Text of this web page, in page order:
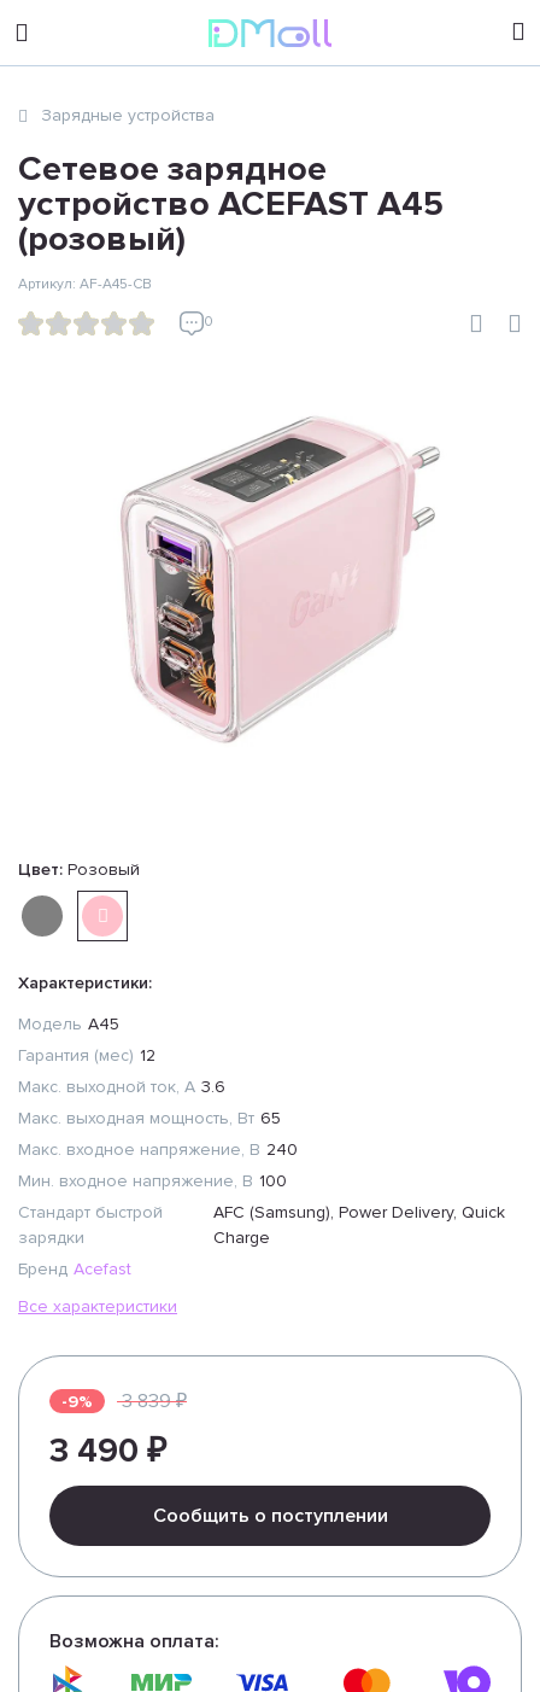
sales@dimoll.ru
Зарядные устройства
Сетевое зарядное
устройство ACEFAST A45
(розовый)
0
Артикул: AF-A45-CB
Цвет: Розовый
Характеристики:
Модель A45
Гарантия (мес) 12
Макс. выходной ток, А 3.6
Макс. выходная мощность, Вт 65
Макс. входное напряжение, В 240
Мин. входное напряжение, В 100
Стандарт быстрой
зарядки
AFC (Samsung), Power Delivery, Quick
Charge
Бренд Acefast
Все характеристики
-9% 3 839 ₽
3 490 ₽
Сообщить о поступлении
Возможна оплата: